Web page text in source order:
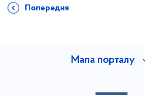
Попередня
Мапа порталу